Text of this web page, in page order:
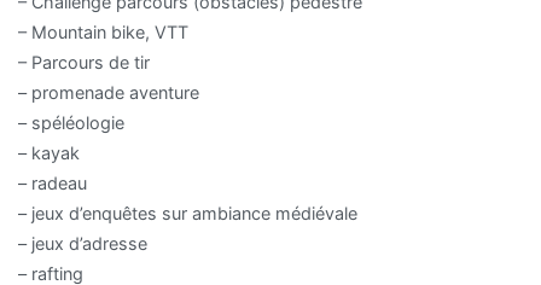
– Mountain bike, VTT
– Parcours de tir
– promenade aventure
– spéléologie
– kayak
– radeau
– jeux d’enquêtes sur ambiance médiévale
– jeux d’adresse
– rafting